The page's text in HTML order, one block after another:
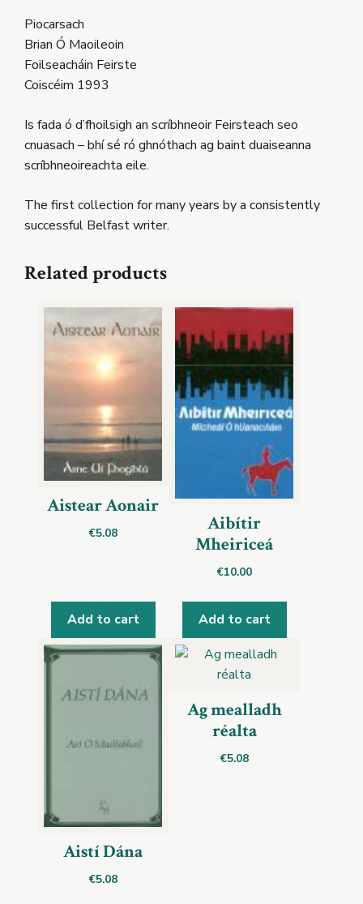
Piocarsach
Brian Ó Maoileoin
Foilseacháin Feirste
Coiscéim 1993
Is fada ó d’fhoilsigh an scríbhneoir Feirsteach seo
cnuasach – bhí sé ró ghnóthach ag baint duaiseanna
scríbhneoireachta eile.
The first collection for many years by a consistently
successful Belfast writer.
Related products
Aistear Aonair
€5.08
Add to cart
Aibítir
Mheiriceá
€10.00
Add to cart
Aistí Dána
€5.08
Ag mealladh
réalta
€5.08